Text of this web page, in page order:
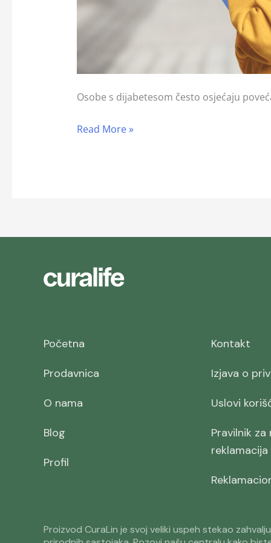
Osobe s dijabetesom često osjećaju
Read More »
Početna
Prodavnica
O nama
Blog
Profil
Kontakt
Izjava o
Uslovi
Pravilnik za
reklamacija
Proizvod CuraLin je svoj veliki uspeh stekao